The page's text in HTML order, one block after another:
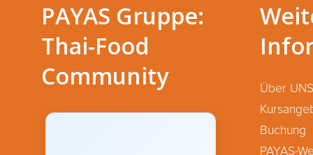
PAYAS Gruppe:
Thai-Food
Community
Über UNS
Buchung
PAYAS-